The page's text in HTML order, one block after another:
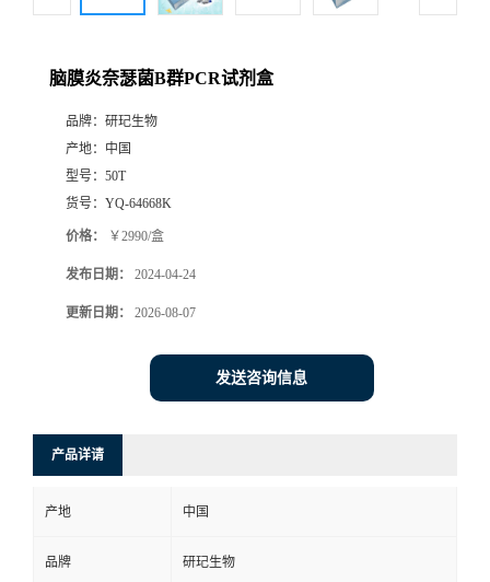
脑膜炎奈瑟菌B群PCR试剂盒
品牌： 研玘生物
产地： 中国
型号： 50T
货号： YQ-64668K
价格： ￥2990/盒
发布日期： 2024-04-24
更新日期： 2026-08-07
发送咨询信息
产品详请
产地 中国
品牌 研玘生物